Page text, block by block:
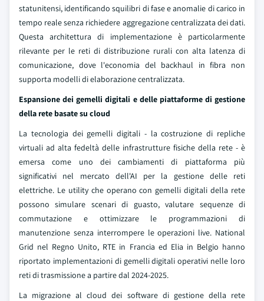
statunitensi, identificando squilibri di fase e anomalie di carico in
tempo reale senza richiedere aggregazione centralizzata dei dati.
Questa architettura di implementazione è particolarmente
rilevante per le reti di distribuzione rurali con alta latenza di
comunicazione, dove l'economia del backhaul in fibra non
supporta modelli di elaborazione centralizzata.
Espansione dei gemelli digitali e delle piattaforme di gestione
della rete basate su cloud
La tecnologia dei gemelli digitali - la costruzione di repliche
virtuali ad alta fedeltà delle infrastrutture fisiche della rete - è
emersa come uno dei cambiamenti di piattaforma più
significativi nel mercato dell'AI per la gestione delle reti
elettriche. Le utility che operano con gemelli digitali della rete
possono simulare scenari di guasto, valutare sequenze di
commutazione e ottimizzare le programmazioni di
manutenzione senza interrompere le operazioni live. National
Grid nel Regno Unito, RTE in Francia ed Elia in Belgio hanno
riportato implementazioni di gemelli digitali operativi nelle loro
reti di trasmissione a partire dal 2024-2025.
La migrazione al cloud dei software di gestione della rete